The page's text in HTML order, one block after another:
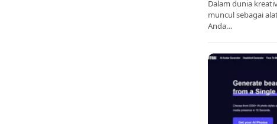
Dalam dunia
muncul sebagai
Anda…